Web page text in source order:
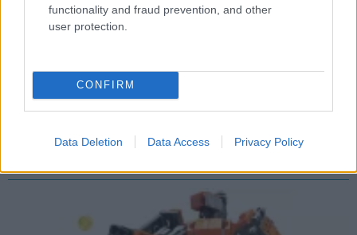
functionality and fraud prevention, and other
user protection.
CONFIRM
Data Deletion Data Access Privacy Policy
Rainbow Six: Siege - megjött az első kép az
Operation Wind Bastion szezonhoz
A jövő hétvégén bemutatkozik a játék következő szezonja,